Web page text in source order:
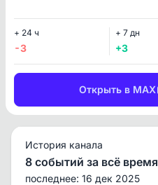
+ 24 ч
-3
+ 7 дн
+3
Открыть в MAX
История канала
8 событий за всё время
последнее: 16 дек 2025